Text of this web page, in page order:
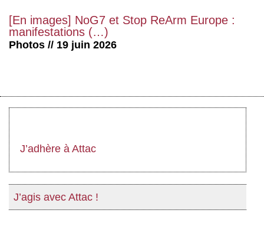
[En images] NoG7 et Stop ReArm Europe :
manifestations (…)
Photos // 19 juin 2026
J’adhère à Attac
J’agis avec Attac !